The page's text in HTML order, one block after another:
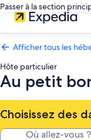
Passer à la section
Afficher tous les
Hôte particulier
Au petit
Choisissez des
Où allez-vous ?